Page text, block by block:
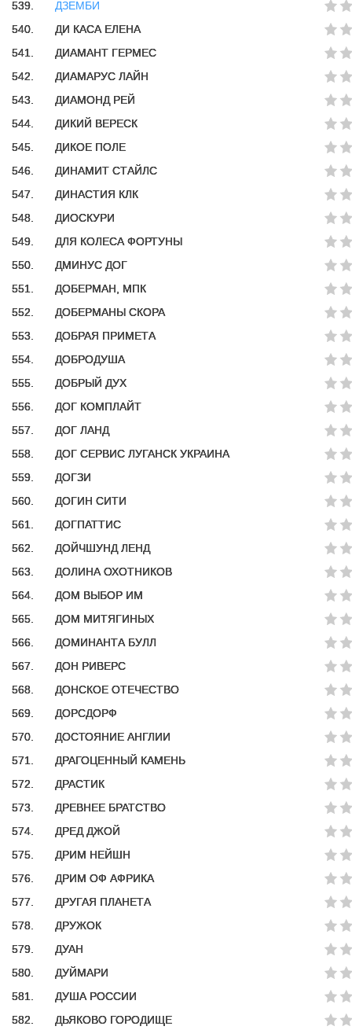
539.
ДЗЕМБИ
540.
ДИ КАСА ЕЛЕНА
541.
ДИАМАНТ ГЕРМЕС
542.
ДИАМАРУС ЛАЙН
543.
ДИАМОНД РЕЙ
544.
ДИКИЙ ВЕРЕСК
545.
ДИКОЕ ПОЛЕ
546.
ДИНАМИТ СТАЙЛС
547.
ДИНАСТИЯ КЛК
548.
ДИОСКУРИ
549.
ДЛЯ КОЛЕСА ФОРТУНЫ
550.
ДМИНУС ДОГ
551.
ДОБЕРМАН, МПК
552.
ДОБЕРМАНЫ СКОРА
553.
ДОБРАЯ ПРИМЕТА
554.
ДОБРОДУША
555.
ДОБРЫЙ ДУХ
556.
ДОГ КОМПЛАЙТ
557.
ДОГ ЛАНД
558.
ДОГ СЕРВИС ЛУГАНСК УКРАИНА
559.
ДОГЗИ
560.
ДОГИН СИТИ
561.
ДОГПАТТИС
562.
ДОЙЧШУНД ЛЕНД
563.
ДОЛИНА ОХОТНИКОВ
564.
ДОМ ВЫБОР ИМ
565.
ДОМ МИТЯГИНЫХ
566.
ДОМИНАНТА БУЛЛ
567.
ДОН РИВЕРС
568.
ДОНСКОЕ ОТЕЧЕСТВО
569.
ДОРСДОРФ
570.
ДОСТОЯНИЕ АНГЛИИ
571.
ДРАГОЦЕННЫЙ КАМЕНЬ
572.
ДРАСТИК
573.
ДРЕВНЕЕ БРАТСТВО
574.
ДРЕД ДЖОЙ
575.
ДРИМ НЕЙШН
576.
ДРИМ ОФ АФРИКА
577.
ДРУГАЯ ПЛАНЕТА
578.
ДРУЖОК
579.
ДУАН
580.
ДУЙМАРИ
581.
ДУША РОССИИ
582.
ДЬЯКОВО ГОРОДИЩЕ